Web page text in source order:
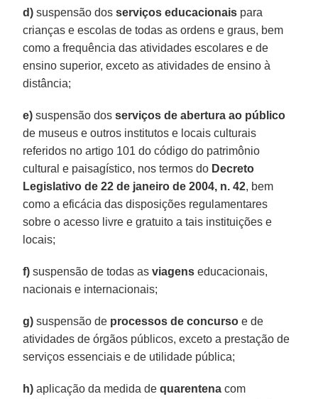
d) suspensão dosserviços educacionais para
crianças e escolas de todas as ordens e graus, bem
como a frequência das atividades escolares e de
ensino superior, exceto as atividades de ensino à
distância;
e) suspensão dosserviços de abertura ao público
de museus e outros institutos e locais culturais
referidos no artigo 101 do código do patrimônio
cultural e paisagístico, nos termos do Decreto
Legislativo de 22 de janeiro de 2004, n. 42, bem
como a eficácia das disposições regulamentares
sobre o acesso livre e gratuito a tais instituições e
locais;
f) suspensão de todas asviagens educacionais,
nacionais e internacionais;
g) suspensão de processos de concurso e de
atividades de órgãos públicos, exceto a prestação de
serviços essenciais e de utilidade pública;
h) aplicação da medida dequarentena com